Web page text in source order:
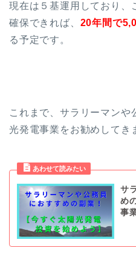
現在は５基運用しており、
確保できれば、 20年間で
る予定です。
これまで、サラリーマンや
光発電事業をお勧めしてき
サ
め
事